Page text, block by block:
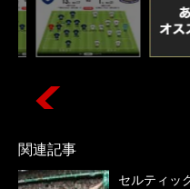
関連記事
セルティッ